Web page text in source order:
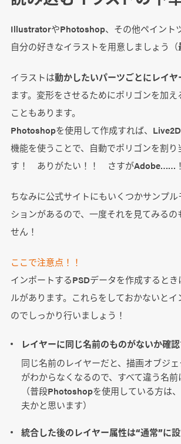
IllustratorやPhotoshop、その他ペイントツ
自分の好きなイラストを用意しましょう（
イラストは動かしたいパーツごとにレイ
ます。変形をさせるためにポリゴンを加え
こともあります。
Photoshopを使用して作成すれば、
機能を使うことで、自動でポリゴンを割り
す！ ありがたい！！ さすがAdobe……！
ちなみに公式サイトにもいくつかサンプ
ションがあるので、一度それを見てみるの
せん！
ここで注意点！！
インポートするPSDデータを作成すると
ルがあります。これらをしておかないと
のでしっかり行いましょう！
レイヤーに同じ名前のものがないか確
同じ名前のレイヤーだと、描画オブジ
がわからなくなるので、すべて違う名前
（普段Photoshopを使用している方は
夫かと思います）
統合した後のレイヤー属性は“通常”に